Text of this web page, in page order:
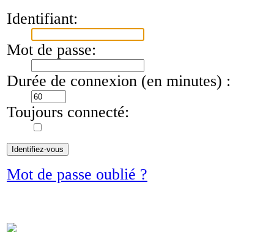
Identifiant:
Mot de passe:
Durée de connexion (en minutes) :
Toujours connecté:
Mot de passe oublié ?